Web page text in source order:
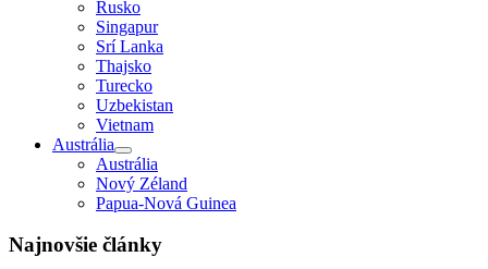
Rusko
Singapur
Srí Lanka
Thajsko
Turecko
Uzbekistan
Vietnam
Austrália
Austrália
Nový Zéland
Papua-Nová Guinea
Najnovšie články